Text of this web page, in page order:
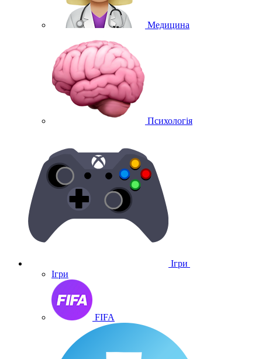
Медицина
Психологія
Ігри
Ігри
FIFA